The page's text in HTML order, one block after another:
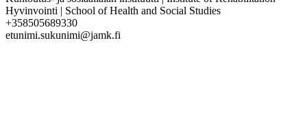
Hyvinvointi | School of Health and Social Studies
+358505689330
etunimi.sukunimi@jamk.fi